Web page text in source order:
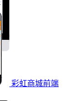
彩虹商城前端